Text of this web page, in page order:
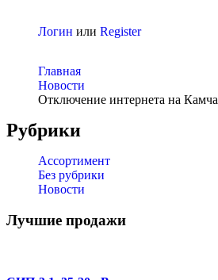
Логин или Register
Главная
Новости
Отключение интернета на
Рубрики
Ассортимент
Без рубрики
Новости
Лучшие продажи